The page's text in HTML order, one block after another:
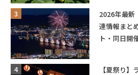
2026年最新
連情報まと
ト・同日開
【夏祭り